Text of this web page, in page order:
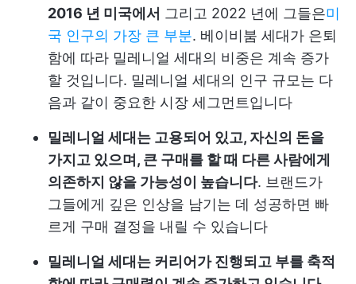
2016 년 미국에서 그리고 2022 년에 그들은미
국 인구의 가장 큰 부분. 베이비붐 세대가 은퇴
함에 따라 밀레니얼 세대의 비중은 계속 증가
할 것입니다. 밀레니얼 세대의 인구 규모는 다
음과 같이 중요한 시장 세그먼트입니다
밀레니얼 세대는 고용되어 있고, 자신의 돈을
가지고 있으며, 큰 구매를 할 때 다른 사람에게
의존하지 않을 가능성이 높습니다. 브랜드가
그들에게 깊은 인상을 남기는 데 성공하면 빠
르게 구매 결정을 내릴 수 있습니다
밀레니얼 세대는 커리어가 진행되고 부를 축적